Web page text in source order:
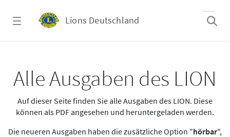
Lions Deutschland
Alle Ausgaben des LION
Auf dieser Seite finden Sie alle Ausgaben des LION. Diese
können als PDF angesehen und heruntergeladen werden.
Die neueren Ausgaben haben die zusätzliche Option "hörbar",